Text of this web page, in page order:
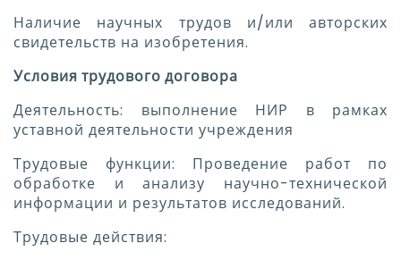
Наличие научных трудов и/или авторских
свидетельств на изобретения.
Условия трудового договора
Деятельность: выполнение НИР в рамках
уставной деятельности учреждения
Трудовые функции: Проведение работ по
обработке и анализу научно-технической
информации и результатов исследований.
Трудовые действия: